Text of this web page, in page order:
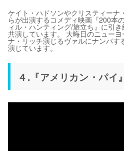
ケイト・ハドソンやクリスティーナ
らが出演するコメディ映画『200本
ィル・ハンティング/旅立ち』に引
共演しています。 大晦日のニュー
ナ・リッチ演じるヴァルにナンパす
演じています。
４.『アメリカン・パイ